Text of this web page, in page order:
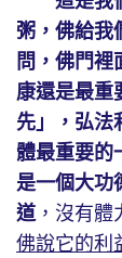
粥，佛給我
問，佛門裡
康還是最重
先」，弘法
體最重要的
是一個大功
道，沒有體
佛說它的利